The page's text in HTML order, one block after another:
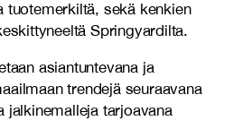
tuotemerkiltä, sekä kenkien
Springyardilta.
asiantuntevana ja
trendejä seuraavana
jalkinemalleja tarjoavana